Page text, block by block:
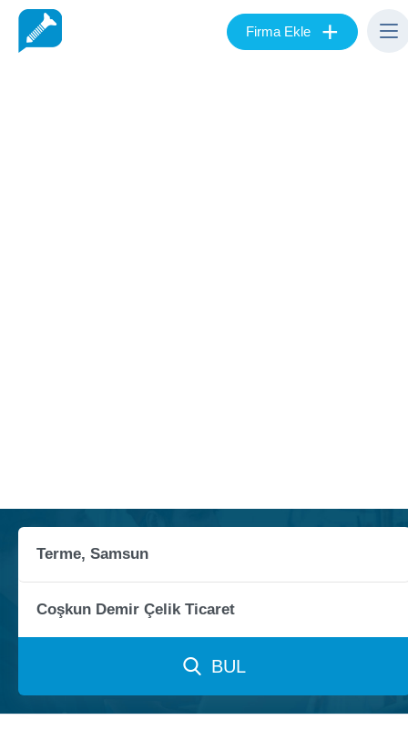
Firma Ekle +
BUL